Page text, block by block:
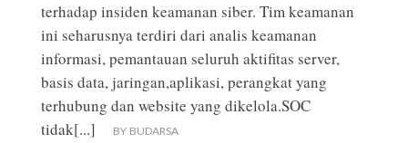
terhadap insiden keamanan siber. Tim keamanan
ini seharusnya terdiri dari analis keamanan
informasi, pemantauan seluruh aktifitas server,
basis data, jaringan,aplikasi, perangkat yang
terhubung dan website yang dikelola.SOC
tidak[...] BY BUDARSA